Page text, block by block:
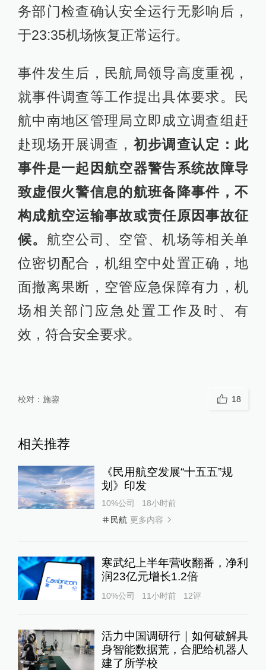
务部门检查确认安全运行无影响后，
于23:35机场恢复正常运行。
事件发生后，民航局领导高度重视，
就事件调查等工作提出具体要求。民
航中南地区管理局立即成立调查组赶
赴现场开展调查， 初步调查认定：此
事件是一起因航空器警告系统故障导
致虚假火警信息的航班备降事件，不
构成航空运输事故或责任原因事故征
候。 航空公司、空管、机场等相关单
位密切配合，机组空中处置正确，地
面撤离果断，空管应急保障有力，机
场相关部门应急处置工作及时、有
效，符合安全要求。
校对： 施鋆 18
相关推荐
《民用航空发展“十五五”规
划》印发
10%公司
18小时前
民航 更多内容
寒武纪上半年营收翻番，净利
润23亿元增长1.2倍
10%公司 11小时前 12评
活力中国调研行｜如何破解具
身智能数据荒，合肥给机器人
建了所学校